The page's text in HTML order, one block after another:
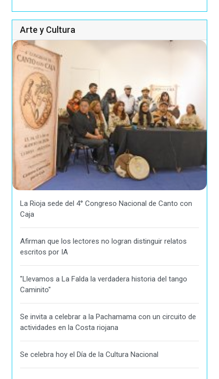
Arte y Cultura
La Rioja sede del 4° Congreso Nacional de Canto con
Caja
Afirman que los lectores no logran distinguir relatos
escritos por IA
"Llevamos a La Falda la verdadera historia del tango
Caminito"
Se invita a celebrar a la Pachamama con un circuito de
actividades en la Costa riojana
Se celebra hoy el Día de la Cultura Nacional